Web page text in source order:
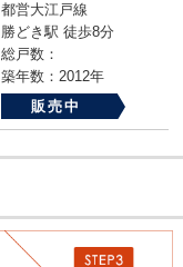
都営大江戸線
勝どき駅 徒歩8分
総戸数：
築年数：2012年
販売中